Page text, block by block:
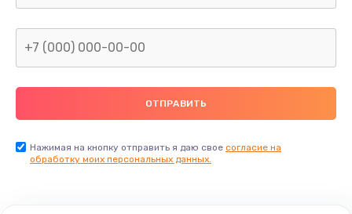
Настройка BIOS
1025 руб.
Заказать
Нажимая на кнопку отправить я даю свое согласие на
обработку моих персональных данных.